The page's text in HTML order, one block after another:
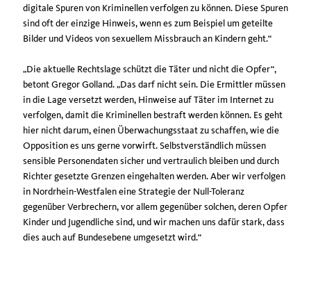
digitale Spuren von Kriminellen verfolgen zu können. Diese Spuren
sind oft der einzige Hinweis, wenn es zum Beispiel um geteilte
Bilder und Videos von sexuellem Missbrauch an Kindern geht.“
Die aktuelle Rechtslage schützt die Täter und nicht die Opfer“,
betont Gregor Golland. „Das darf nicht sein. Die Ermittler müssen
in die Lage versetzt werden, Hinweise auf Täter im Internet zu
verfolgen, damit die Kriminellen bestraft werden können. Es geht
hier nicht darum, einen Überwachungsstaat zu schaffen, wie die
Opposition es uns gerne vorwirft. Selbstverständlich müssen
sensible Personendaten sicher und vertraulich bleiben und durch
Richter gesetzte Grenzen eingehalten werden. Aber wir verfolgen
in Nordrhein-Westfalen eine Strategie der Null-Toleranz
gegenüber Verbrechern, vor allem gegenüber solchen, deren Opfer
Kinder und Jugendliche sind, und wir machen uns dafür stark, dass
dies auch auf Bundesebene umgesetzt wird.“